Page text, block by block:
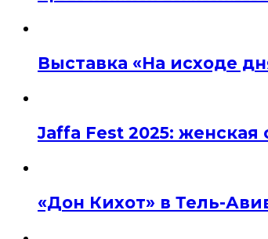
Выставка «На исходе
Jaffa Fest 2025:
«Дон Кихот» в Тель-